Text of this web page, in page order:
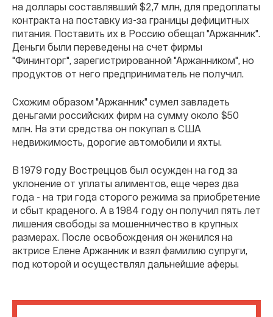
на доллары составлявший $2,7 млн, для предоплаты
контракта на поставку из-за границы дефицитных
питания. Поставить их в Россию обещал "Аржанник".
Деньги были переведены на счет фирмы
"Фининторг", зарегистрированной "Аржанником", но
продуктов от него предприниматель не получил.
Схожим образом "Аржанник" сумел завладеть
деньгами российских фирм на сумму около $50
млн. На эти средства он покупал в США
недвижимость, дорогие автомобили и яхты.
В 1979 году Востреццов был осужден на год за
уклонение от уплаты алиментов, еще через два
года - на три года сторого режима за приобретение
и сбыт краденого. А в 1984 году он получил пять лет
лишения свободы за мошенничество в крупных
размерах. После освобождения он женился на
актрисе Елене Аржанник и взял фамилию супруги,
под которой и осуществлял дальнейшие аферы.